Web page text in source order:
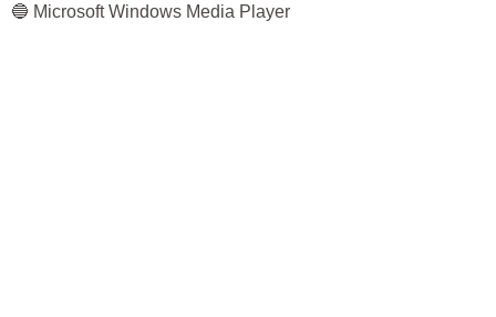
🔵 Microsoft Windows Media Player